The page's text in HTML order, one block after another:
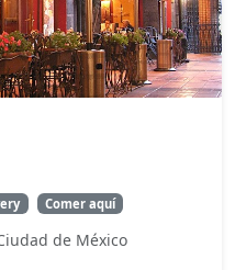
Comer aquí
de México